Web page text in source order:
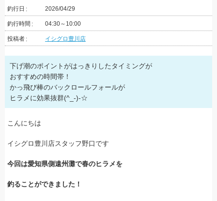
釣行日 2026/04/29
釣行時間 04:30～10:00
投稿者 イシグロ豊川店
下げ潮のポイントがはっきりしたタイミングが
おすすめの時間帯！
かっ飛び棒のバックロールフォールが
ヒラメに効果抜群(^_-)-☆
こんにちは
イシグロ豊川店スタッフ野口です
今回は愛知県側遠州灘で春のヒラメを
釣ることができました！